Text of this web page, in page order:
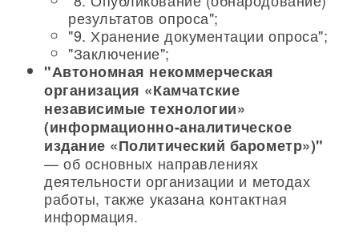
результатов опроса";
"9. Хранение документации опроса";
"Заключение";
"Автономная некоммерческая
организация «Камчатские
независимые технологии»
(информационно-аналитическое
издание «Политический барометр»)"
— об основных направлениях
деятельности организации и методах
работы, также указана контактная
информация.